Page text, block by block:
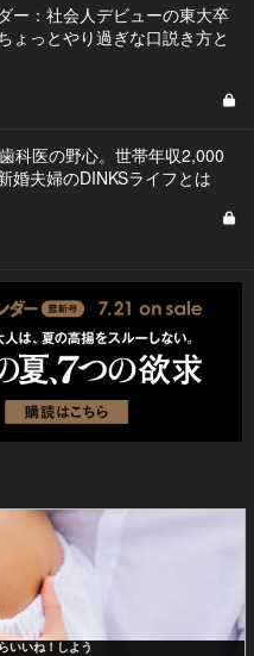
ー：社会人デビューの東大卒
ょっとやり過ぎな口説き方と
科医の野心。世帯年収2,000
婚夫婦のDINKSライフとは
いいね！しよう